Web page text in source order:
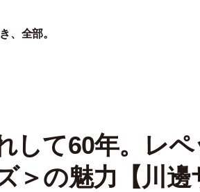
、全部。
して60年。レペ
＞の魅力【川邊